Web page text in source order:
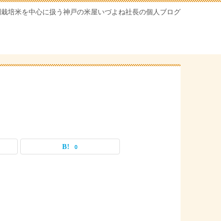
培米を中心に扱う神戸の米屋いづよね社長の個人ブログ
0